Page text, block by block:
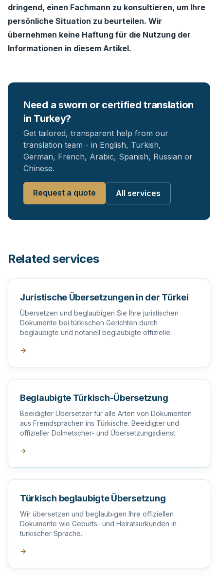
dringend, einen Fachmann zu konsultieren, um Ihre
persönliche Situation zu beurteilen. Wir
übernehmen keine Haftung für die Nutzung der
Informationen in diesem Artikel.
Need a sworn or certified translation
in Turkey?
Get tailored, transparent help from our
translation team - in English, Turkish,
German, French, Arabic, Spanish, Russian or
Chinese.
Request a quote All services
Related services
Juristische Übersetzungen in der Türkei
Übersetzen und beglaubigen Sie Ihre juristischen
Dokumente bei türkischen Gerichten durch
beglaubigte und notariell beglaubigte offizielle
→
Beglaubigte Türkisch-Übersetzung
Beeidigter Übersetzer für alle Arten von Dokumenten
aus Fremdsprachen ins Türkische. Beeidigter und
offizieller Dolmetscher- und Übersetzungsdienst.
→
Türkisch beglaubigte Übersetzung
Wir übersetzen und beglaubigen Ihre offiziellen
Dokumente wie Geburts- und Heiratsurkunden in
türkischer Sprache.
→